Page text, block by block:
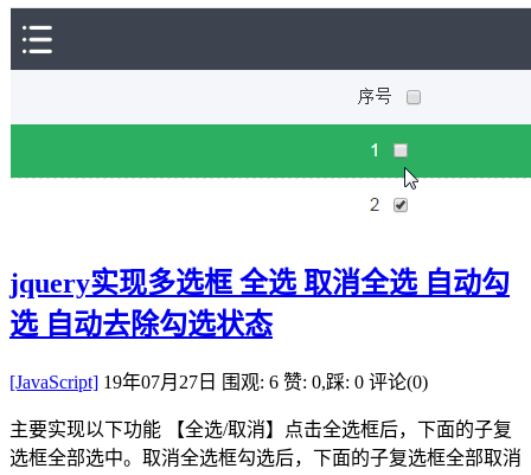
jquery实现多选框 全选 取消全选 自动勾
选 自动去除勾选状态
[JavaScript] 19年07月27日 围观: 6 赞: 0,踩: 0 评论(0)
主要实现以下功能 【全选/取消】点击全选框后，下面的子复
选框全部选中。取消全选框勾选后，下面的子复选框全部取消